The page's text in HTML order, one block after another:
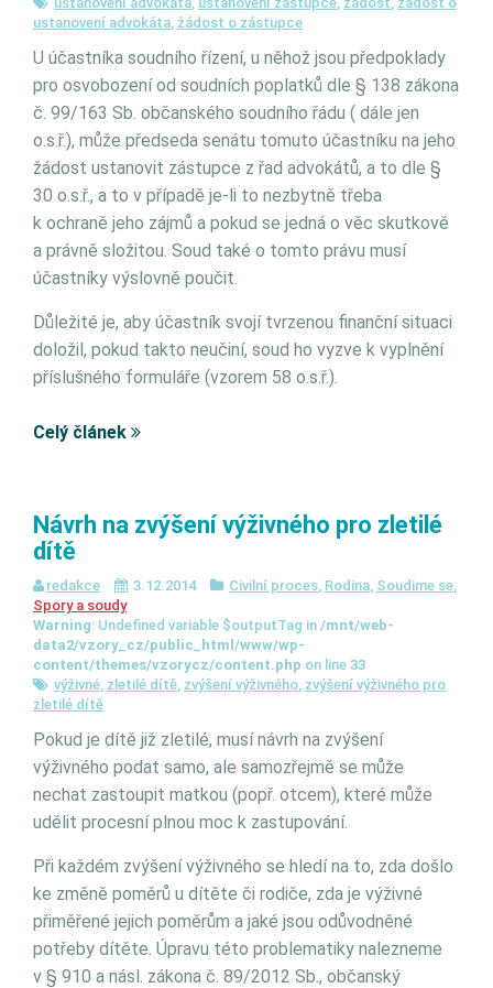
ustanovení advokáta, žádost o zástupce
U účastníka soudního řízení, u něhož jsou předpoklady
pro osvobození od soudních poplatků dle § 138 zákona
č. 99/163 Sb. občanského soudního řádu ( dále jen
o.s.ř.), může předseda senátu tomuto účastníku na jeho
žádost ustanovit zástupce z řad advokátů, a to dle §
30 o.s.ř., a to v případě je-li to nezbytně třeba
k ochraně jeho zájmů a pokud se jedná o věc skutkově
a právně složitou. Soud také o tomto právu musí
účastníky výslovně poučit.
Důležité je, aby účastník svojí tvrzenou finanční situaci
doložil, pokud takto neučiní, soud ho vyzve k vyplnění
příslušného formuláře (vzorem 58 o.s.ř.).
Celý článek
Návrh na zvýšení výživného pro zletilé
dítě
redakce 3.12.2014 Civilní proces, Rodina, Soudime se,
Spory a soudy
Warning: Undefined variable $outputTag in /mnt/web-
data2/vzory_cz/public_html/www/wp-
content/themes/vzorycz/content.php on line 33
výživné, zletilé dítě, zvýšení výživného, zvýšení výživného pro
zletilé dítě
Pokud je dítě již zletilé, musí návrh na zvýšení
výživného podat samo, ale samozřejmě se může
nechat zastoupit matkou (popř. otcem), které může
udělit procesní plnou moc k zastupování.
Při každém zvýšení výživného se hledí na to, zda došlo
ke změně poměrů u dítěte či rodiče, zda je výživné
přiměřené jejich poměrům a jaké jsou odůvodněné
potřeby dítěte. Úpravu této problematiky nalezneme
v § 910 a násl. zákona č. 89/2012 Sb., občanský